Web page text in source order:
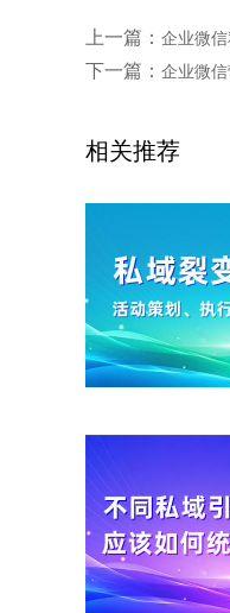
上一篇： 企业微
下一篇： 企业微
相关推荐